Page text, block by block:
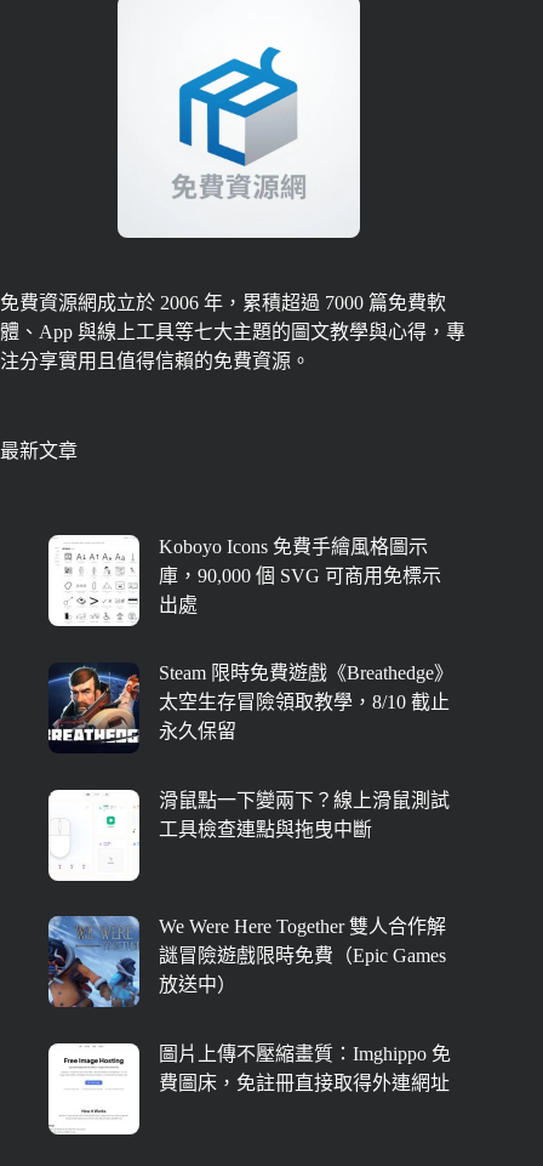
免費資源網成立於 2006 年，累積超過 7000 篇免費軟
體、App 與線上工具等七大主題的圖文教學與心得，專
注分享實用且值得信賴的免費資源。
最新文章
Koboyo Icons 免費手繪風格圖示
庫，90,000 個 SVG 可商用免標示
出處
Steam 限時免費遊戲《Breathedge》
太空生存冒險領取教學，8/10 截止
永久保留
滑鼠點一下變兩下？線上滑鼠測試
工具檢查連點與拖曳中斷
We Were Here Together 雙人合作解
謎冒險遊戲限時免費（Epic Games
放送中）
圖片上傳不壓縮畫質：Imghippo 免
費圖床，免註冊直接取得外連網址